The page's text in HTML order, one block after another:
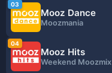
03
Mooz Dance
Moozmania
04
Mooz Hits
Weekend Moozmix